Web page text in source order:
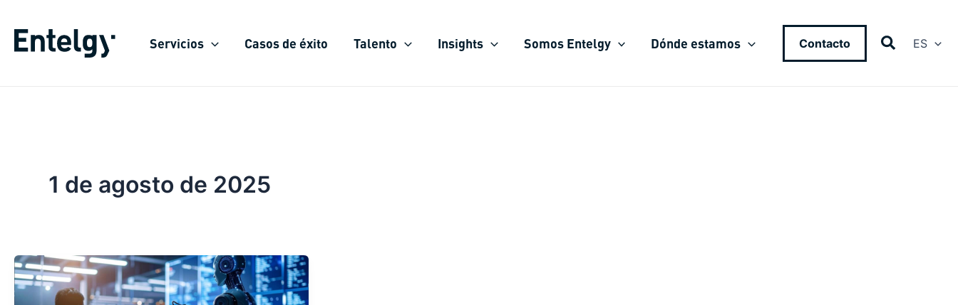
contenido
Servicios Casos de éxito Talento Insights Somos Entelgy Dónde estamos Contacto ES
1 de agosto de 2025